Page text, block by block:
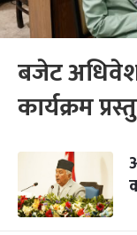
बजेट
कार्यक्रम